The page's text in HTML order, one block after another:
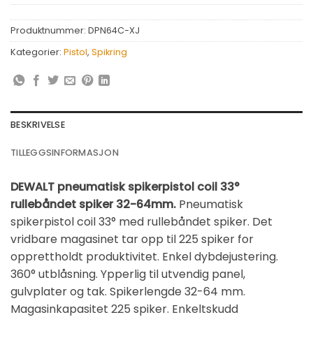
Produktnummer: DPN64C-XJ
Kategorier: Pistol, Spikring
BESKRIVELSE
TILLEGGSINFORMASJON
DEWALT pneumatisk spikerpistol coil 33°
rullebåndet spiker 32-64mm. Pneumatisk
spikerpistol coil 33° med rullebåndet spiker. Det
vridbare magasinet tar opp til 225 spiker for
opprettholdt produktivitet. Enkel dybdejustering.
360° utblåsning. Ypperlig til utvendig panel,
gulvplater og tak. Spikerlengde 32-64 mm.
Magasinkapasitet 225 spiker. Enkeltskudd